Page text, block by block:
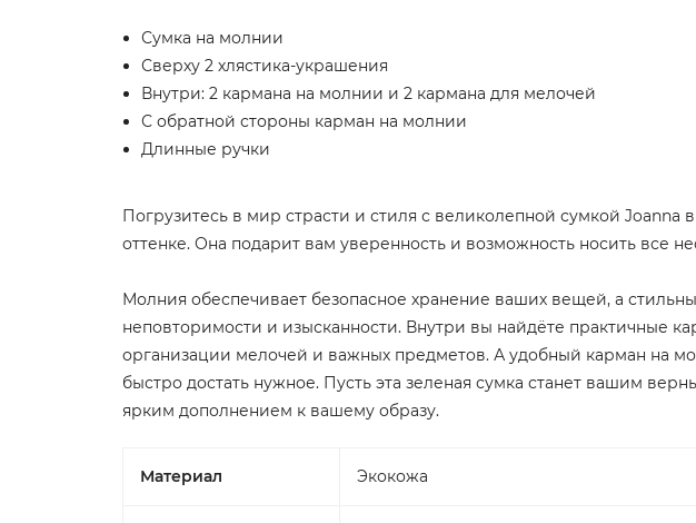
Сумка на молнии
Сверху 2 хлястика-украшения
Внутри: 2 кармана на молнии и 2 кармана для мелочей
С обратной стороны карман на молнии
Длинные ручки
Погрузитесь в мир страсти и стиля с великолепной сумкой Joanna
оттенке. Она подарит вам уверенность и возможность носить все
Молния обеспечивает безопасное хранение ваших вещей, а
неповторимости и изысканности. Внутри вы найдёте практичные
организации мелочей и важных предметов. А удобный карман на
быстро достать нужное. Пусть эта зеленая сумка станет вашим
ярким дополнением к вашему образу.
Материал Экокожа